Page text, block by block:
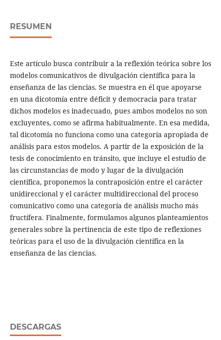
RESUMEN
Este artículo busca contribuir a la reflexión teórica sobre los
modelos comunicativos de divulgación científica para la
enseñanza de las ciencias. Se muestra en él que apoyarse
en una dicotomía entre déficit y democracia para tratar
dichos modelos es inadecuado, pues ambos modelos no son
excluyentes, como se afirma habitualmente. En esa medida,
tal dicotomía no funciona como una categoría apropiada de
análisis para estos modelos. A partir de la exposición de la
tesis de conocimiento en tránsito, que incluye el estudio de
las circunstancias de modo y lugar de la divulgación
científica, proponemos la contraposición entre el carácter
unidireccional y el carácter multidireccional del proceso
comunicativo como una categoría de análisis mucho más
fructífera. Finalmente, formulamos algunos planteamientos
generales sobre la pertinencia de este tipo de reflexiones
teóricas para el uso de la divulgación científica en la
enseñanza de las ciencias.
DESCARGAS